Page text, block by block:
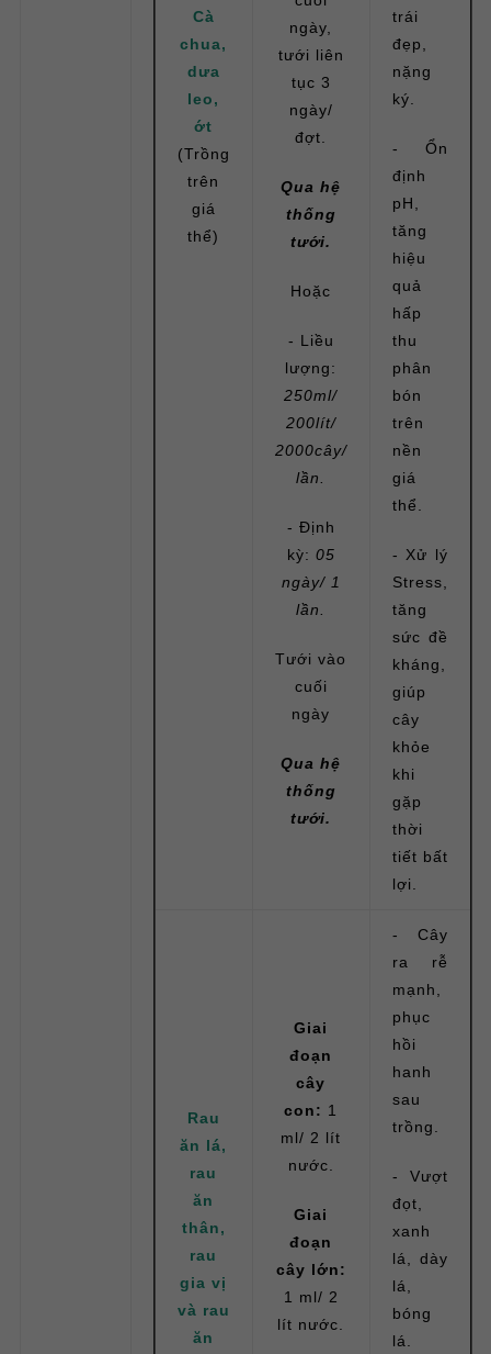
Cà
chua,
dưa
leo,
ớt
(Trồng
trên
giá
thể)
ngày,
tưới liên
tục 3
ngày/
đợt.
Qua hệ
thống
tưới.
Hoặc
- Liều
lượng:
250ml/
200lít/
2000cây/
lần.
- Định
kỳ: 05
ngày/ 1
lần.
Tưới vào
cuối
ngày
Qua hệ
thống
tưới.
trái
đẹp,
nặng
ký.
- Ổn
định
pH,
tăng
hiệu
quả
hấp
thu
phân
bón
trên
nền
giá
thể.
- Xử lý
Stress,
tăng
sức đề
kháng,
giúp
cây
khỏe
khi
gặp
thời
tiết bất
lợi.
Rau
ăn lá,
rau
ăn
thân,
rau
gia vị
và rau
ăn
Giai
đoạn
cây
con: 1
ml/ 2 lít
nước.
Giai
đoạn
cây lớn:
1 ml/ 2
lít nước.
- Cây
ra rễ
mạnh,
phục
hồi
hanh
sau
trồng.
- Vượt
đọt,
xanh
lá, dày
lá,
bóng
lá.